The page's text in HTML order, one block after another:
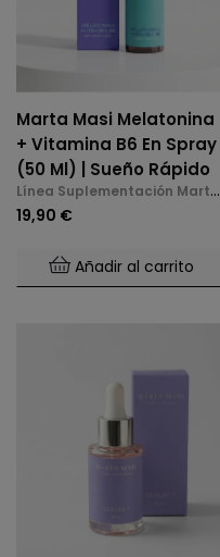
Marta Masi Melatonina
+ Vitamina B6 En Spray
(50 Ml) | Sueño Rápido
Línea Suplementación Marta
Masi
19,90 €
Añadir al carrito